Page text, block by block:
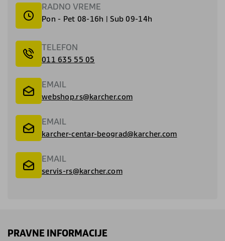
RADNO VREME
Pon - Pet 08-16h | Sub 09-14h
TELEFON
011 635 55 05
EMAIL
webshop.rs@karcher.com
EMAIL
karcher-centar-beograd@karcher.com
EMAIL
servis-rs@karcher.com
PRAVNE INFORMACIJE